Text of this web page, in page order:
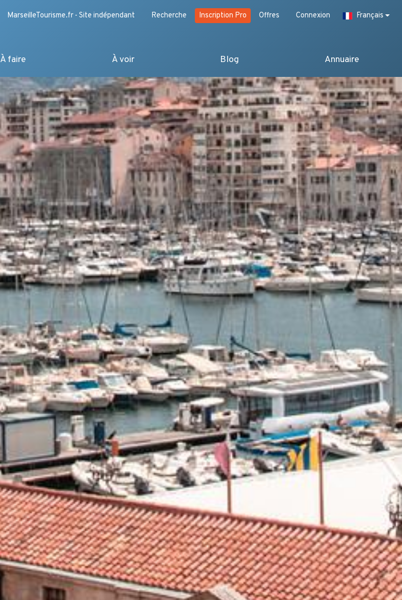
MarseilleTourisme.fr - Site indépendant Recherche Inscription Pro Offres Connexion Français
À faire À voir Blog Annuaire